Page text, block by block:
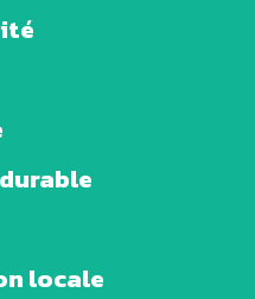
locale